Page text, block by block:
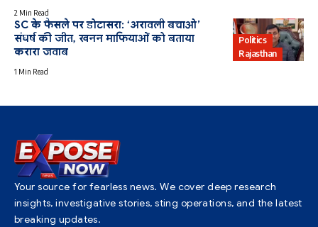
2 Min Read
Politics
Rajasthan
SC के फैसले पर डोटासरा: ‘अरावली बचाओ’
संघर्ष की जीत, खनन माफियाओं को बताया
करारा जवाब
1 Min Read
Your source for fearless news. We cover deep research
insights, investigative stories, sting operations, and the latest
breaking updates.